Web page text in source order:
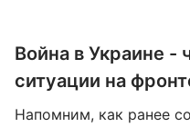
Война в Украине -
ситуации на
Напомним, как ранее